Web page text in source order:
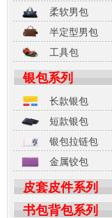
柔软男包
半定型男包
工具包
银包系列
长款银包
短款银包
银包拉链包
金属铰包
皮套皮件系列
书包背包系列